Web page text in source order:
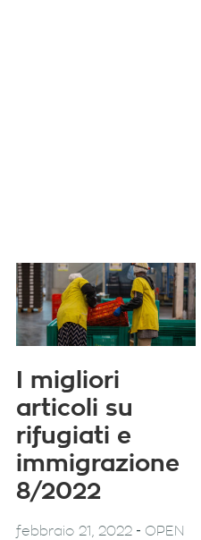
I migliori
articoli su
rifugiati e
immigrazione
8/2022
febbraio 21, 2022- OPEN